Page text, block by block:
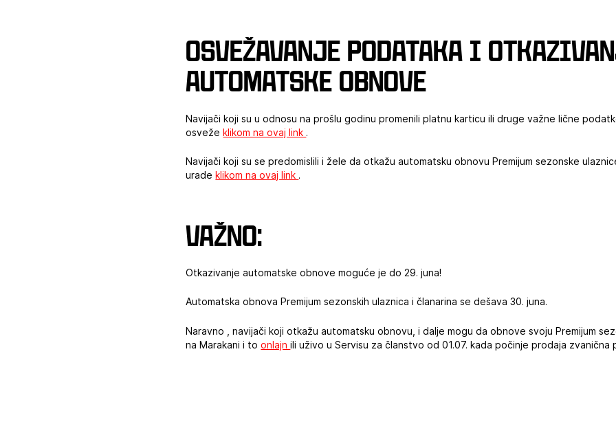
Osvežavanje podataka i
automatske obnove
Navijači koji su u odnosu na prošlu godinu promenili platnu karticu ili druge važne lične
osvežeklikom na ovaj link .
Navijači koji su se predomislili i žele da otkažu automatsku obnovu Premijum sezonske
uradeklikom na ovaj link .
Važno:
Otkazivanje automatske obnove moguće je do 29. juna!
Automatska obnova Premijum sezonskih ulaznica i članarina se dešava 30. juna.
Naravno , navijači koji otkažu automatsku obnovu, i dalje mogu da obnove svoju Premijum
na Marakani i toonlajnili uživo u Servisu za članstvo od 01.07. kada počinje prodaja zvanična